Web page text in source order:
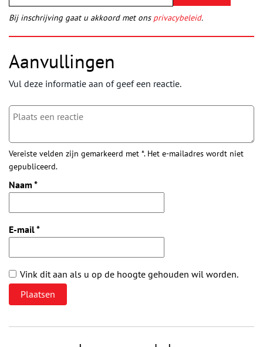
Bij inschrijving gaat u akkoord met ons privacybeleid.
Aanvullingen
Vul deze informatie aan of geef een reactie.
Vereiste velden zijn gemarkeerd met *. Het e-mailadres wordt niet
gepubliceerd.
Naam *
E-mail*
Vink dit aan als u op de hoogte gehouden wil worden.